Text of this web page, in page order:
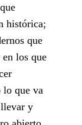
histórica;
que
los que
lo que va
y